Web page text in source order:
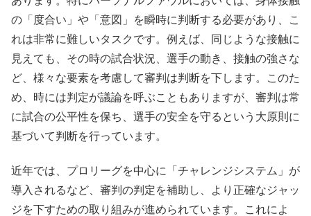
の「度合い」や「意図」を瞬時に判断する必要があり、こ
れは非常に難しいタスクです。例えば、同じような接触に
見えても、その時の試合状況、選手の動き、接触の強さな
ど、様々な要素を考慮して審判は判断を下します。このた
め、時には判定が議論を呼ぶこともありますが、審判は常
に試合の公平性を保ち、選手の安全を守るという大原則に
基づいて判断を行っています。
近年では、プロリーグを中心に「チャレンジシステム」が
導入されるなど、審判の判定を補助し、より正確なジャッ
ジを下すための取り組みが進められています。これによ